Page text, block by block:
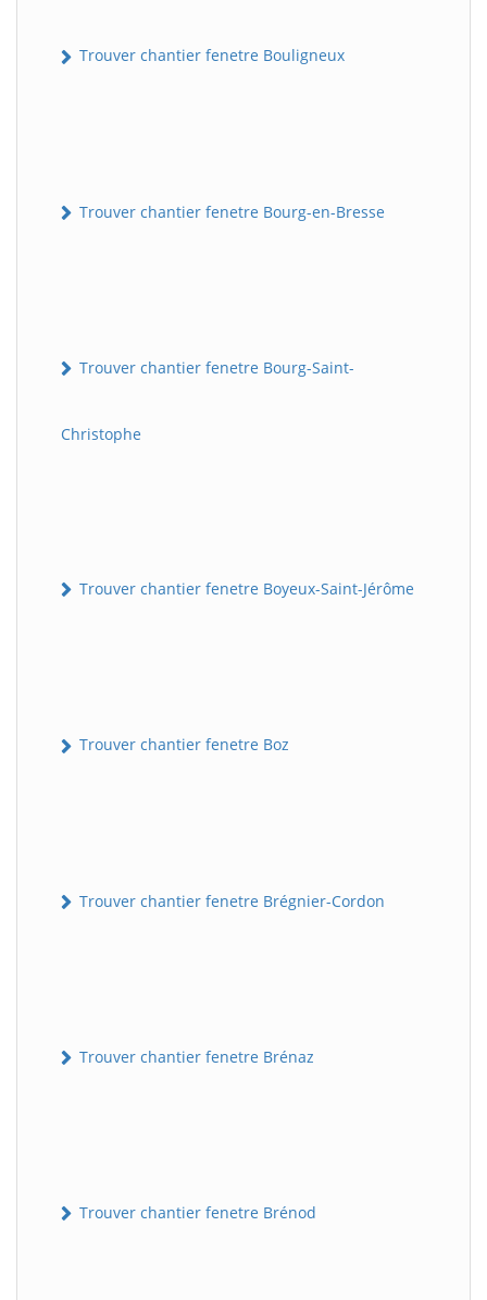
Trouver chantier fenetre Bouligneux
Trouver chantier fenetre Bourg-en-Bresse
Trouver chantier fenetre Bourg-Saint-
Christophe
Trouver chantier fenetre Boyeux-Saint-Jérôme
Trouver chantier fenetre Boz
Trouver chantier fenetre Brégnier-Cordon
Trouver chantier fenetre Brénaz
Trouver chantier fenetre Brénod